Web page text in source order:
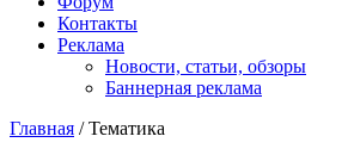
Контакты
Реклама
Новости, статьи, обзоры
Баннерная реклама
Главная / Тематика